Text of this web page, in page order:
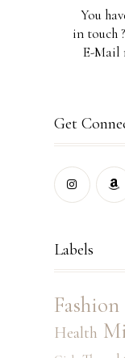
You
in touch
E-Mail
Get
Labels
Fashion
Health